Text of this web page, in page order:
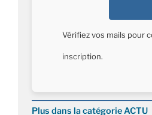
Vérifiez vos mails pour
inscription.
Plus dans la catégorie ACTU